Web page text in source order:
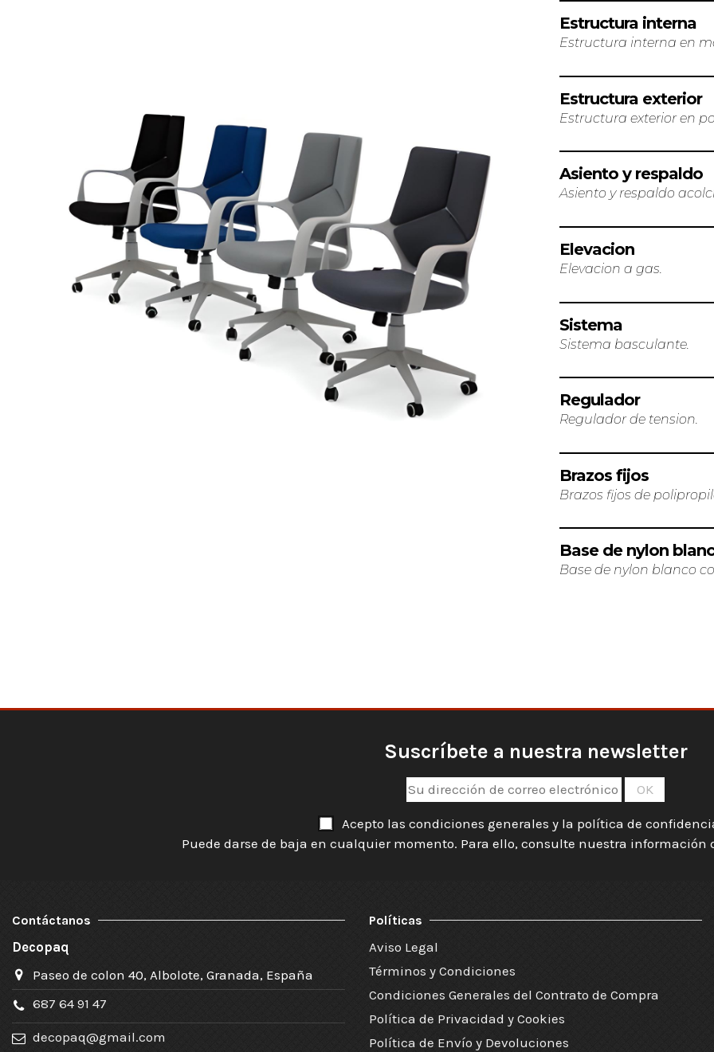
Estructura interna
Estructura interna en
Estructura exterior
Estructura exterior en
Asiento y respaldo
Asiento y respaldo
Elevacion
Elevacion a gas.
Sistema
Sistema basculante.
Regulador
Regulador de tension.
Brazos fijos
Brazos fijos de
Base de nylon
Base de nylon blanco
Suscríbete a nuestra newsletter
Acepto las condiciones generales y la política de
Puede darse de baja en cualquier momento. Para ello, consulte nuestra información
Contáctanos
Decopaq
Paseo de colon 40, Albolote, Granada, España
687 64 91 47
decopaq@gmail.com
Políticas
Aviso Legal
Términos y Condiciones
Condiciones Generales del Contrato de Compra
Política de Privacidad y Cookies
Política de Envío y Devoluciones